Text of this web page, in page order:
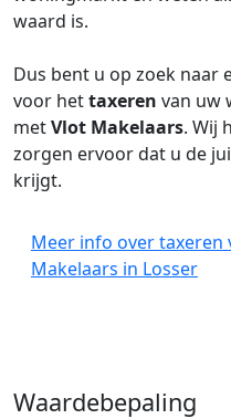
waard is.
Dus bent u op zoek naar
voor hettaxeren van uw
metVlot Makelaars. Wij
zorgen ervoor dat u de
krijgt.
Meer info over taxeren
Makelaars in Losser
Waardebepaling